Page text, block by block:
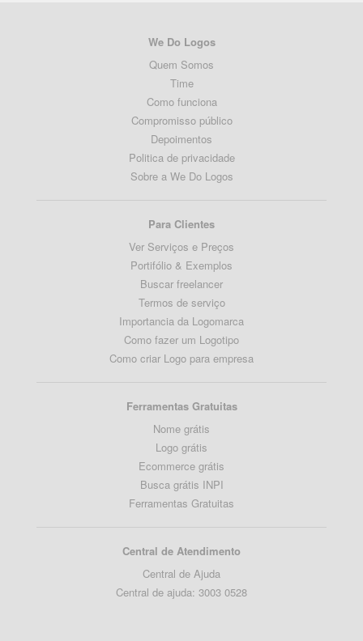
We Do Logos
Quem Somos
Time
Como funciona
Compromisso público
Depoimentos
Politica de privacidade
Sobre a We Do Logos
Para Clientes
Ver Serviços e Preços
Portifólio & Exemplos
Buscar freelancer
Termos de serviço
Importancia da Logomarca
Como fazer um Logotipo
Como criar Logo para empresa
Ferramentas Gratuitas
Nome grátis
Logo grátis
Ecommerce grátis
Busca grátis INPI
Ferramentas Gratuitas
Central de Atendimento
Central de Ajuda
Central de ajuda: 3003 0528